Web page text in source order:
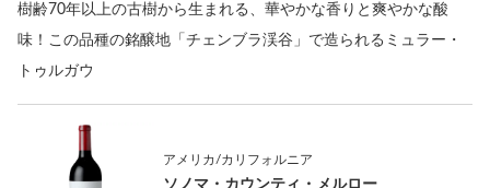
樹齢70年以上の古樹から生まれる、華やかな香りと爽やかな酸
味！この品種の銘醸地「チェンブラ渓谷」で造られるミュラー・
トゥルガウ
アメリカ/カリフォルニア
ソノマ・カウンティ・メルロー